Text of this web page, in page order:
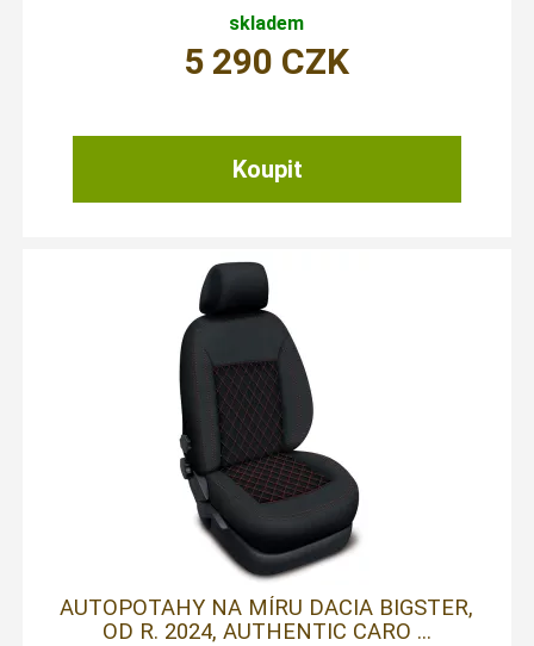
skladem
5 290 CZK
AUTOPOTAHY NA MÍRU DACIA BIGSTER,
OD R. 2024, AUTHENTIC CARO ...